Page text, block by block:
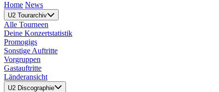
Home News
U2 Tourarchiv
Alle Tourneen
Deine Konzertstatistik
Promogigs
Sonstige Auftritte
Vorgruppen
Gastauftritte
Länderansicht
U2 Discographie